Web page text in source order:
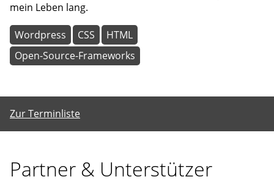
mein Leben lang.
Wordpress CSS
HTML
Open-Source-Frameworks
Zur Terminliste
Partner & Unterstützer